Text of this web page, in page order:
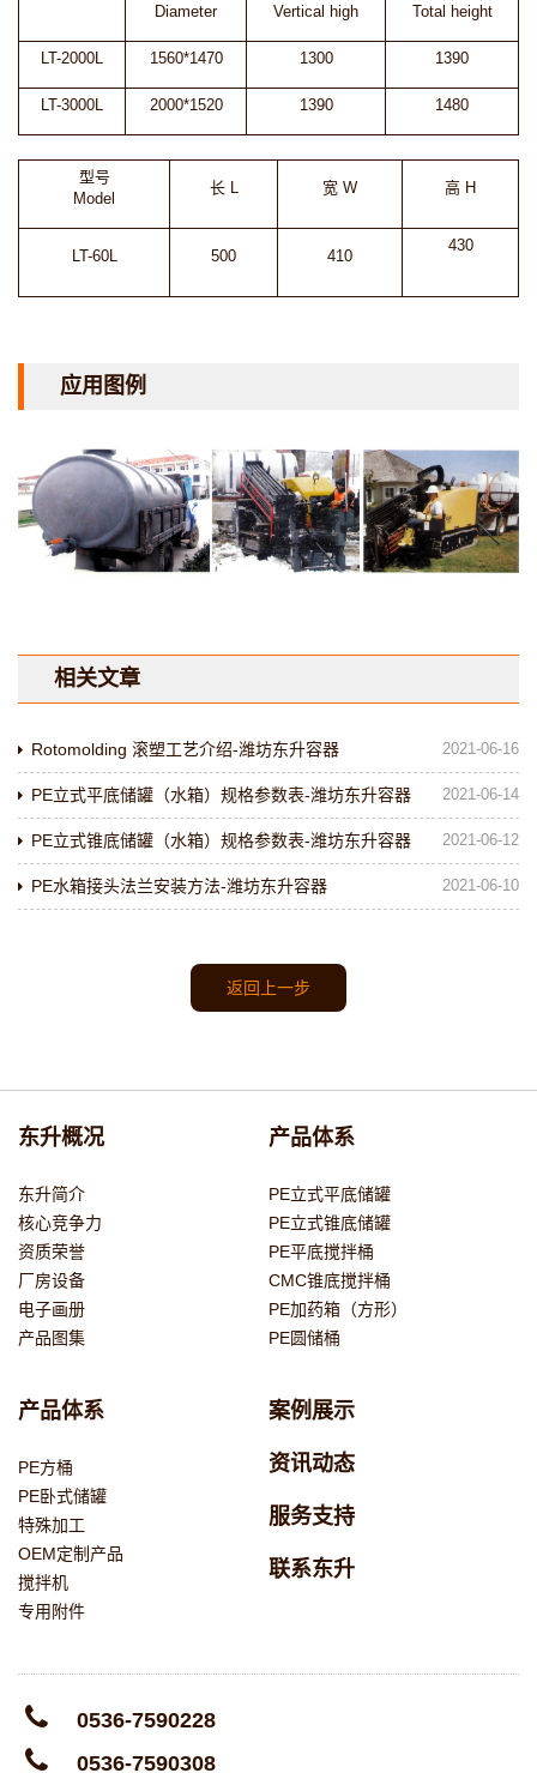
Diameter
Vertical high
Total height
LT-2000L 1560*1470 1300 1390
LT-3000L 2000*1520 1390 1480
型号
Model
长 L 宽 W 高 H
LT-60L 500 410
430
应用图例
相关文章
2021-06-16
Rotomolding 滚塑工艺介绍-潍坊东升容器
2021-06-14
PE立式平底储罐（水箱）规格参数表-潍坊东升容器
2021-06-12
PE立式锥底储罐（水箱）规格参数表-潍坊东升容器
2021-06-10
PE水箱接头法兰安装方法-潍坊东升容器
返回上一步
东升概况
东升简介
核心竞争力
资质荣誉
厂房设备
电子画册
产品图集
产品体系
PE立式平底储罐
PE立式锥底储罐
PE平底搅拌桶
CMC锥底搅拌桶
PE加药箱（方形）
PE圆储桶
产品体系
PE方桶
PE卧式储罐
特殊加工
OEM定制产品
搅拌机
专用附件
案例展示
资讯动态
服务支持
联系东升
0536-7590228
0536-7590308